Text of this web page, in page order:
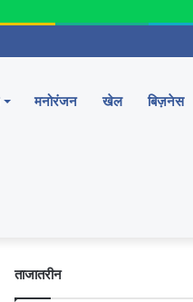
मनोरंजन खेल बिज़नेस
ताजातरीन